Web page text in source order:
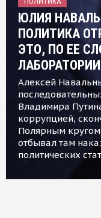
ЮЛИЯ
ПОЛИТИКА
ЭТО, ПО ЕЕ
ЛАБОРАТОРИИ
Алексей
Владимира
коррупцией,
Полярным
отбывал там
политических